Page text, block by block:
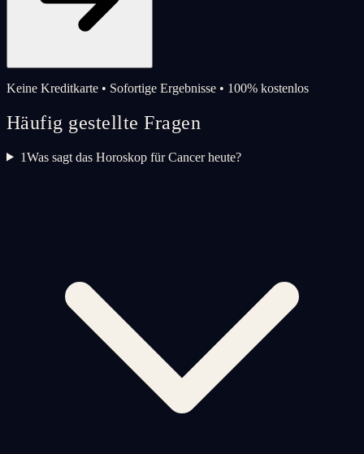
Keine Kreditkarte • Sofortige Ergebnisse • 100% kostenlos
Häufig gestellte Fragen
1Was sagt das Horoskop für Cancer heute?